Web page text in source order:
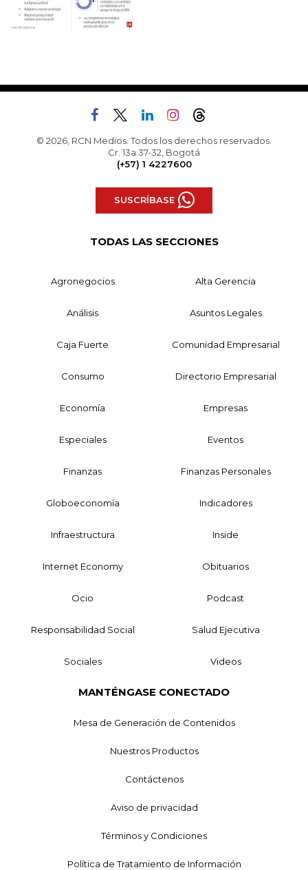
© 2026, RCN Medios. Todos los derechos reservados.
Cr. 13a 37-32, Bogotá
(+57) 1 4227600
SUSCRÍBASE
TODAS LAS SECCIONES
Agronegocios Alta Gerencia
Análisis Asuntos Legales
Caja Fuerte Comunidad Empresarial
Consumo Directorio Empresarial
Economía Empresas
Especiales Eventos
Finanzas Finanzas Personales
Globoeconomía Indicadores
Infraestructura Inside
Internet Economy Obituarios
Ocio Podcast
Responsabilidad Social Salud Ejecutiva
Sociales Videos
MANTÉNGASE CONECTADO
Mesa de Generación de Contenidos
Nuestros Productos
Contáctenos
Aviso de privacidad
Términos y Condiciones
Política de Tratamiento de Información